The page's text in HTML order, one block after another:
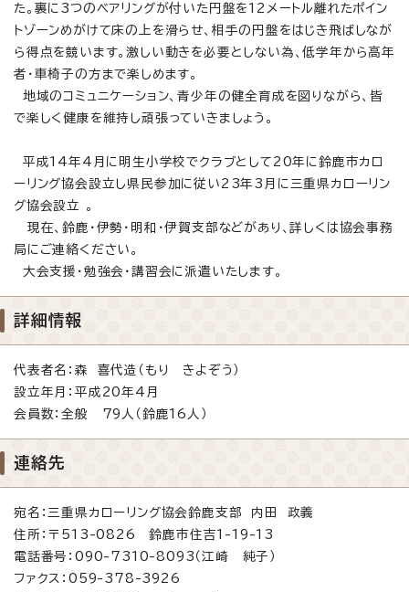
た。裏に3つのベアリングが付いた円盤を12メートル離れたポイン
トゾーンめがけて床の上を滑らせ、相手の円盤をはじき飛ばしなが
ら得点を競います。激しい動きを必要としない為、低学年から高年
者・車椅子の方まで楽しめます。
地域のコミュニケーション、青少年の健全育成を図りながら、皆
で楽しく健康を維持し頑張っていきましょう。
平成14年4月に明生小学校でクラブとして20年に鈴鹿市カロ
ーリング協会設立し県民参加に従い23年3月に三重県カローリン
グ協会設立 。
現在、鈴鹿・伊勢・明和・伊賀支部などがあり、詳しくは協会事務
局にご連絡ください。
大会支援・勉強会・講習会に派遣いたします。
詳細情報
代表者名：森 喜代造（もり きよぞう）
設立年月：平成20年4月
会員数：全般 79人（鈴鹿16人）
連絡先
宛名：三重県カローリング協会鈴鹿支部 内田 政義
住所：〒513-0826 鈴鹿市住吉1-19-13
電話番号：090-7310-8093（江崎 純子）
ファクス：059-378-3926